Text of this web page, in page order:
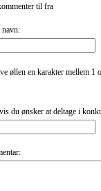
til fra
navn:
øllen en karakter mellem 1
du ønsker at deltage i